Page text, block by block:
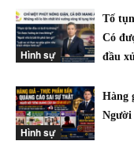
Hình sự
Tố
Có
đầu
Hình sự
Hàng
Người